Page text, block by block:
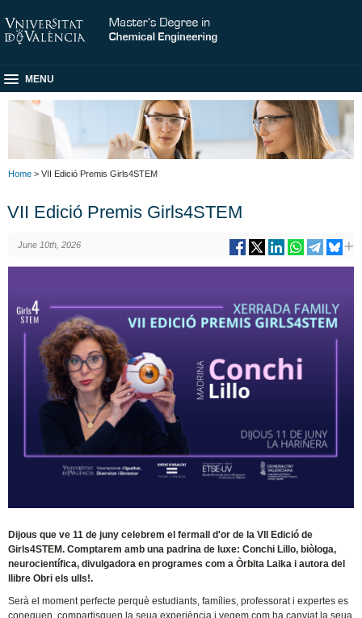
MENU
Home > VII Edició Premis Girls4STEM
VII Edició Premis Girls4STEM
June 10th, 2026
Dijous que ve 11 de juny celebrem el fermall d'or de la VII Edició de
Girls4STEM. Comptarem amb una padrina de luxe: Conchi Lillo, biòloga,
neurocientífica, divulgadora en programes com a Òrbita Laika i autora del
llibre Obri els ulls!.
Serà el moment perfecte perquè estudiants, famílies, professorat i expertes es
coneguen, compartisquen la seua experiència i vegem com ha canviat la seua